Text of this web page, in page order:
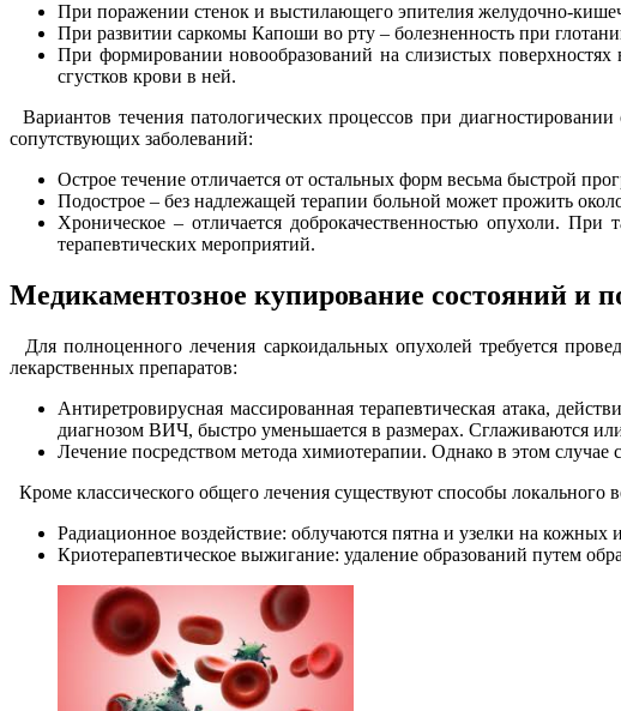
При поражении стенок и выстилающего эпителия желудочно-
При развитии саркомы Капоши во рту – болезненность при
При формировании новообразований на слизистых
сгустков крови в ней.
Вариантов течения патологических процессов при
сопутствующих заболеваний:
Острое течение отличается от остальных форм весьма быстрой
Подострое – без надлежащей терапии больной может прожить
Хроническое – отличается доброкачественностью опухоли.
терапевтических мероприятий.
Медикаментозное купирование состояний
Для полноценного лечения саркоидальных опухолей требуется
лекарственных препаратов:
Антиретровирусная массированная терапевтическая атака,
диагнозом ВИЧ, быстро уменьшается в размерах. Сглаживаются
Лечение посредством метода химиотерапии. Однако в этом
Кроме классического общего лечения существуют способы локального
Радиационное воздействие: облучаются пятна и узелки на кожных
Криотерапевтическое выжигание: удаление образований путем